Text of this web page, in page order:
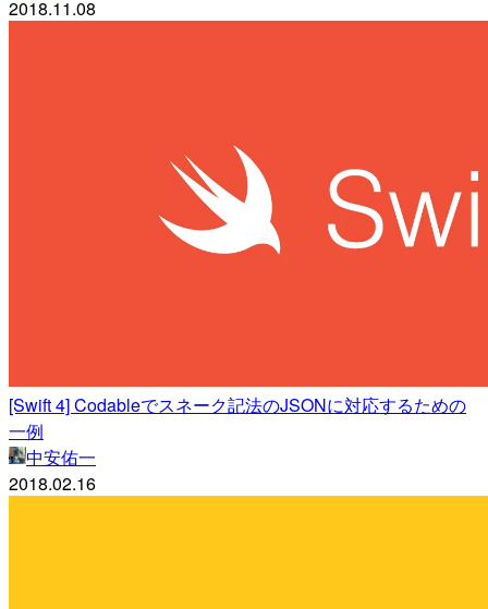
2018.11.08
[Swift 4] Codableでスネーク記法のJSONに対応するための
一例
中安佑一
2018.02.16